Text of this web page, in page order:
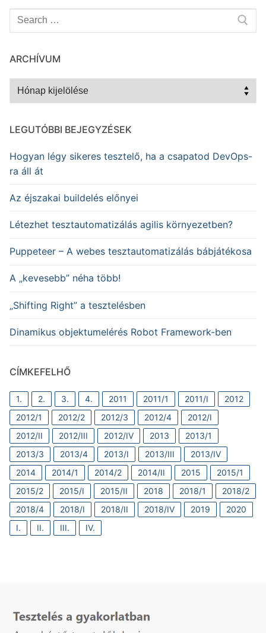
Keresése:
ARCHÍVUM
Archívum
LEGUTÓBBI BEJEGYZÉSEK
Hogyan légy sikeres tesztelő, ha a csapatod DevOps-
ra áll át
Az éjszakai buildelés előnyei
Létezhet tesztautomatizálás agilis környezetben?
Puppeteer – A webes tesztautomatizálás bábjátékosa
A „kevesebb” néha több!
„Shifting Right” a tesztelésben
Dinamikus objektumelérés Robot Framework-ben
CÍMKEFELHŐ
1. 2. 3. 4. 2011 2011/1 2011/I
2012
2012/1
2012/2 2012/3 2012/4
2012/I
2012/II
2012/III 2012/IV 2013
2013/1
2013/3
2013/4 2013/I 2013/III
2013/IV
2014
2014/1 2014/2 2014/II 2015
2015/1
2015/2
2015/I 2015/II 2018 2018/1
2018/2
2018/4
2018/I 2018/II 2018/IV 2019
2020
I.
II. III. IV.